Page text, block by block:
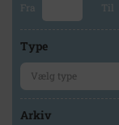
Fra Til
Type
Arkiv